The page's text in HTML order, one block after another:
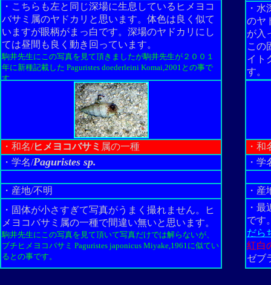
・
のヤ
が入
この
イト
す。
・こちらも左と同じ深場に生息しているヒメヨコ
バサミ属のヤドカリと思います。体色は良く似て
いますが眼柄がまっ白です。深場のヤドカリにし
ては昼間も良く動き回っています。
駒井先生にこの写真を見て頂きましたが駒井先生が２００１
年に新種記載した Paguristes doederleini Komai,2001との事で
す。
・和名/ヒメヨコバサミ 属の一種
・学名/Paguristes sp.
・産地/不明
・固体が小さすぎて写真がうまく撮れません。ヒ
メヨコバサミ属の一種で間違い無いと思います。
駒井先生にこの写真を見て頂いて写真だけでは解らないが、
ブチヒメヨコバサミ Paguristes japonicus Miyake,1961に似てい
るとの事です。
・和
・学
・
・
です
だら
紅白
ゼブ